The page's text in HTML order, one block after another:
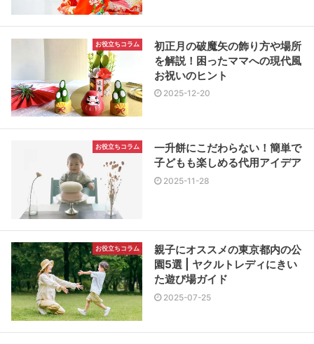
お役立ちコラム
初正月の破魔矢の飾り方や場所
を解説！困ったママへの現代風
お祝いのヒント
2025-12-20
お役立ちコラム
一升餅にこだわらない！簡単で
子どもも楽しめる代用アイデア
2025-11-28
お役立ちコラム
親子にオススメの東京都内の公
園5選 | ヤクルトレディにきい
た遊び場ガイド
2025-07-25